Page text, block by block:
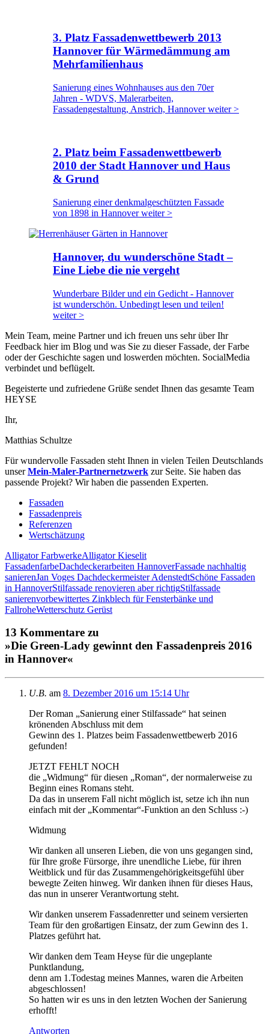
3. Platz Fassadenwettbewerb 2013
Hannover für Wärmedämmung am
Mehrfamilienhaus
Sanierung eines Wohnhauses aus den 70er
Jahren - WDVS, Malerarbeiten,
Fassadengestaltung, Anstrich, Hannover weiter >
2. Platz beim Fassadenwettbewerb
2010 der Stadt Hannover und Haus
& Grund
Sanierung einer denkmalgeschützten Fassade
von 1898 in Hannover weiter >
Hannover, du wunderschöne Stadt –
Eine Liebe die nie vergeht
Wunderbare Bilder und ein Gedicht - Hannover
ist wunderschön. Unbedingt lesen und teilen!
weiter >
Mein Team, meine Partner und ich freuen uns sehr über Ihr
Feedback hier im Blog und was Sie zu dieser Fassade, der Farbe
oder der Geschichte sagen und loswerden möchten. SocialMedia
verbindet und beflügelt.
Begeisterte und zufriedene Grüße sendet Ihnen das gesamte Team
HEYSE
Ihr,
Matthias Schultze
Für wundervolle Fassaden steht Ihnen in vielen Teilen Deutschlands
unserMein-Maler-Partnernetzwerk zur Seite. Sie haben das
passende Projekt? Wir haben die passenden Experten.
Fassaden
Fassadenpreis
Referenzen
Wertschätzung
Alligator FarbwerkeAlligator Kieselit
FassadenfarbeDachdeckerarbeiten HannoverFassade nachhaltig
sanierenJan Voges Dachdeckermeister AdenstedtSchöne Fassaden
in HannoverStilfassade renovieren aber richtigStilfassade
sanierenvorbewittertes Zinkblech für Fensterbänke und
FallroheWetterschutz Gerüst
13 Kommentare zu
»Die Green-Lady gewinnt den Fassadenpreis 2016
in Hannover«
U.B. am 8. Dezember 2016 um 15:14 Uhr
Der Roman „Sanierung einer Stilfassade“ hat seinen
krönenden Abschluss mit dem
Gewinn des 1. Platzes beim Fassadenwettbewerb 2016
gefunden!
JETZT FEHLT NOCH
die „Widmung“ für diesen „Roman“, der normalerweise zu
Beginn eines Romans steht.
Da das in unserem Fall nicht möglich ist, setze ich ihn nun
einfach mit der „Kommentar“-Funktion an den Schluss :-)
Widmung
Wir danken all unseren Lieben, die von uns gegangen sind,
für Ihre große Fürsorge, ihre unendliche Liebe, für ihren
Weitblick und für das Zusammengehörigkeitsgefühl über
bewegte Zeiten hinweg. Wir danken ihnen für dieses Haus,
das nun in unserer Verantwortung steht.
Wir danken unserem Fassadenretter und seinem versierten
Team für den großartigen Einsatz, der zum Gewinn des 1.
Platzes geführt hat.
Wir danken dem Team Heyse für die ungeplante
Punktlandung,
denn am 1.Todestag meines Mannes, waren die Arbeiten
abgeschlossen!
So hatten wir es uns in den letzten Wochen der Sanierung
erhofft!
Antworten